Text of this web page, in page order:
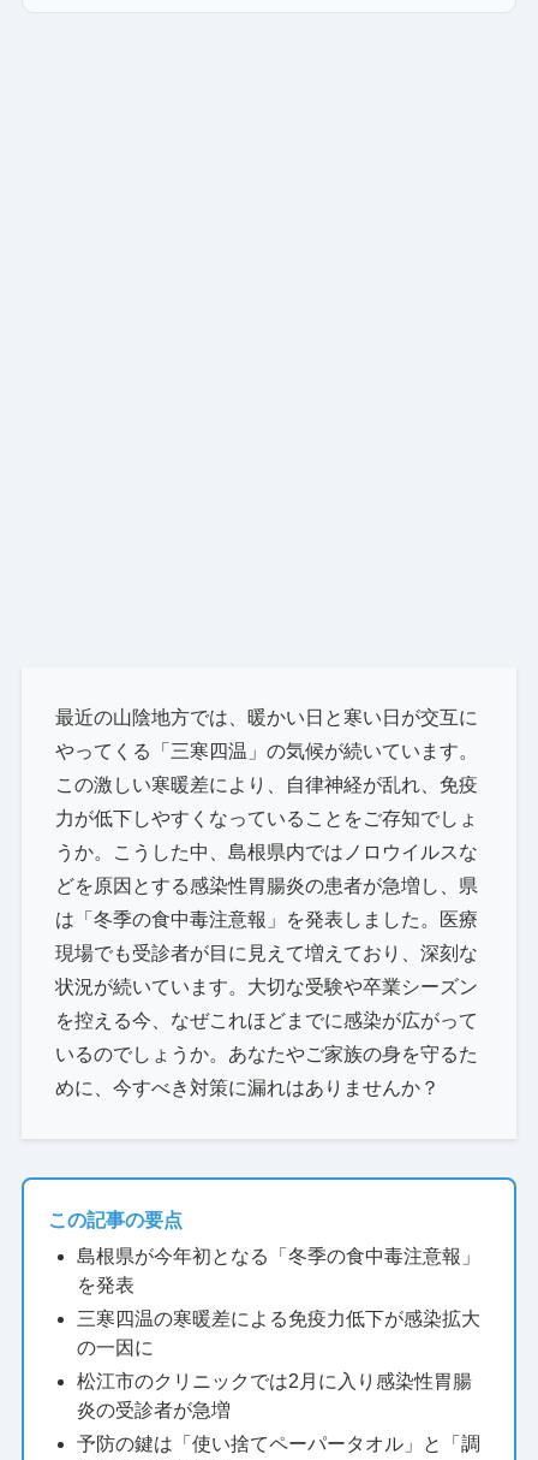
最近の山陰地方では、暖かい日と寒い日が交互に
やってくる「三寒四温」の気候が続いています。
この激しい寒暖差により、自律神経が乱れ、免疫
力が低下しやすくなっていることをご存知でしょ
うか。こうした中、島根県内ではノロウイルスな
どを原因とする感染性胃腸炎の患者が急増し、県
は「冬季の食中毒注意報」を発表しました。医療
現場でも受診者が目に見えて増えており、深刻な
状況が続いています。大切な受験や卒業シーズン
を控える今、なぜこれほどまでに感染が広がって
いるのでしょうか。あなたやご家族の身を守るた
めに、今すべき対策に漏れはありませんか？
この記事の要点
島根県が今年初となる「冬季の食中毒注意報」
を発表
三寒四温の寒暖差による免疫力低下が感染拡大
の一因に
松江市のクリニックでは2月に入り感染性胃腸
炎の受診者が急増
予防の鍵は「使い捨てペーパータオル」と「調